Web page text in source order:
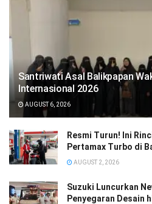
Santriwati Asal Balikpapan
Internasional 2026
AUGUST 6, 2026
Resmi Turun! Ini
Pertamax Turbo di
AUGUST 2, 2026
Suzuki Luncurkan
Penyegaran Desain